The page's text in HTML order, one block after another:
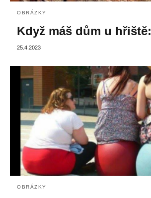
OBRÁZKY
Když máš dům u hřiště:
25.4.2023
OBRÁZKY